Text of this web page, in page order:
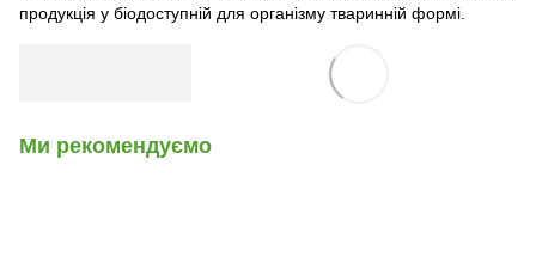
продукція у біодоступній для організму тваринній формі.
Ми рекомендуємо